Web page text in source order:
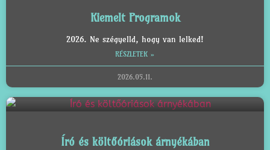
Kiemelt Programok
2026. Ne szégyelld, hogy van lelked!
RÉSZLETEK »
2026.05.11.
Író és költőóriások árnyékában